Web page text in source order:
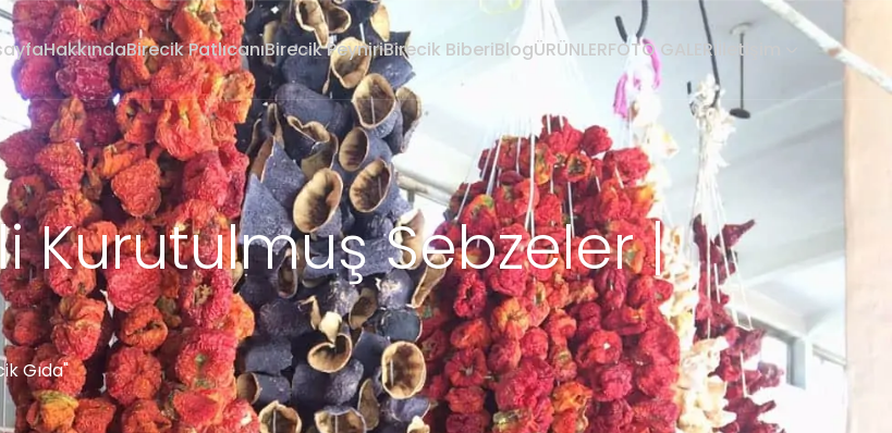
HakkındaBirecik PatlıcanıBirecik PeyniriBirecik BiberiBlogÜRÜNLERFOTO GALERİ İletişim
Kurutulmuş Sebzeler |
Gıda"